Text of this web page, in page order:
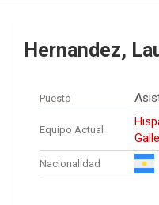
Hernandez,
Puesto
Equipo Actual
Nacionalidad